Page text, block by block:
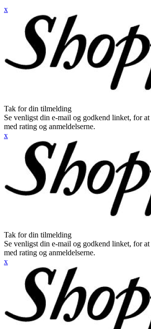
x
Tak for din tilmelding
Se venligst din e-mail og godkend linket, for
med rating og anmeldelserne.
x
Tak for din tilmelding
Se venligst din e-mail og godkend linket, for
med rating og anmeldelserne.
x